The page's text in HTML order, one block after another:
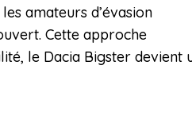
amateurs d’évasion
Cette approche
le Dacia Bigster devient